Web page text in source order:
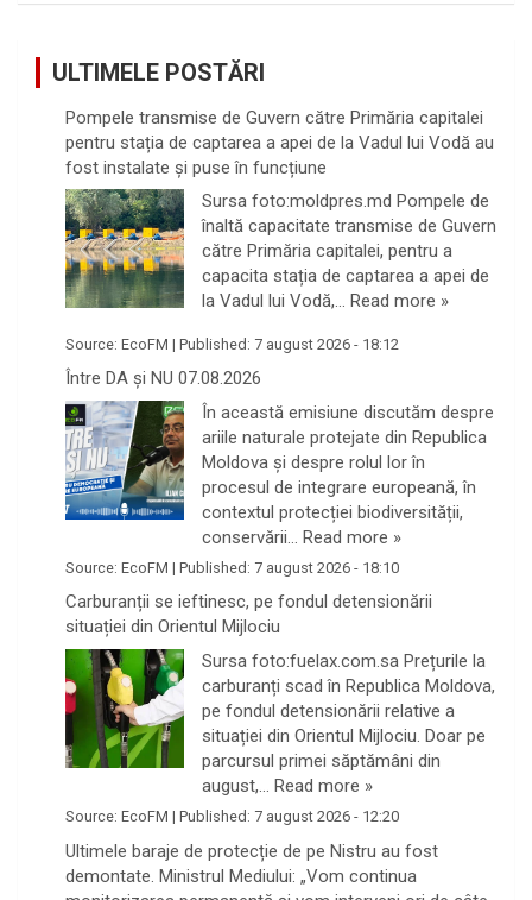
ULTIMELE POSTĂRI
Pompele transmise de Guvern către Primăria capitalei
pentru stația de captarea a apei de la Vadul lui Vodă au
fost instalate și puse în funcțiune
Sursa foto:moldpres.md Pompele de
înaltă capacitate transmise de Guvern
către Primăria capitalei, pentru a
capacita stația de captarea a apei de
la Vadul lui Vodă,… Read more »
Source: EcoFM | Published: 7 august 2026 - 18:12
Între DA și NU 07.08.2026
În această emisiune discutăm despre
ariile naturale protejate din Republica
Moldova și despre rolul lor în
procesul de integrare europeană, în
contextul protecției biodiversității,
conservării… Read more »
Source: EcoFM | Published: 7 august 2026 - 18:10
Carburanții se ieftinesc, pe fondul detensionării
situației din Orientul Mijlociu
Sursa foto:fuelax.com.sa Prețurile la
carburanți scad în Republica Moldova,
pe fondul detensionării relative a
situației din Orientul Mijlociu. Doar pe
parcursul primei săptămâni din
august,… Read more »
Source: EcoFM | Published: 7 august 2026 - 12:20
Ultimele baraje de protecție de pe Nistru au fost
demontate. Ministrul Mediului: „Vom continua